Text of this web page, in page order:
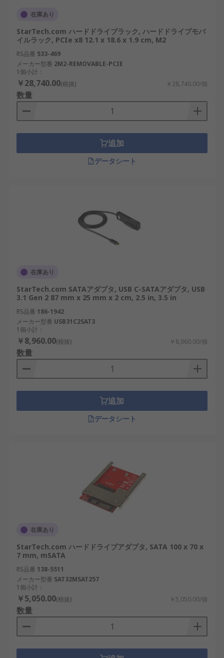
在庫あり
StarTech.com ハードドライブラック, ハードドライブモバ
イルラック, PCIe x8 12.1 x 18.6 x 1.9 cm, M2
RS品番 533-469
メーカー型番 2M2-REMOVABLE-PCIE
1個小計：
￥28,740.00(税抜) ￥28,740.00/個
数量
追加
データシート
在庫あり
StarTech.com SATAアダプタ, USB C-SATAアダプタ, USB
3.1 Gen 2 87 mm x 25 mm x 2 cm, 2.5 in, 3.5 in
RS品番 186-1942
メーカー型番 USB31C2SAT3
1個小計：
￥8,960.00(税抜) ￥8,960.00/個
数量
追加
データシート
在庫あり
StarTech.com ハードドライブアダプタ, SATA 100 x 70 x
7 mm, mSATA
RS品番 138-5511
メーカー型番 SAT32MSAT257
1個小計：
￥5,050.00(税抜) ￥5,050.00/個
数量